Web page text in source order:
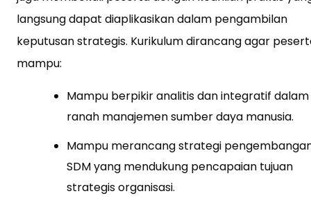
langsung dapat diaplikasikan dalam pengambilan
keputusan strategis. Kurikulum dirancang agar
mampu:
Mampu berpikir analitis dan integratif dalam
ranah manajemen sumber daya manusia.
Mampu merancang strategi
SDM yang mendukung pencapaian tujuan
strategis organisasi.